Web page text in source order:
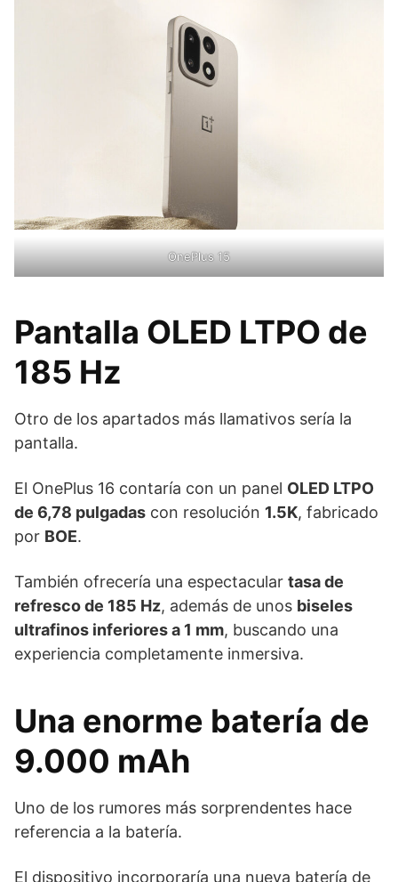
OnePlus 15
Pantalla OLED LTPO de
185 Hz
Otro de los apartados más llamativos sería la
pantalla.
El OnePlus 16 contaría con un panel OLED LTPO
de 6,78 pulgadas con resolución 1.5K, fabricado
por BOE.
También ofrecería una espectacular tasa de
refresco de 185 Hz, además de unos biseles
ultrafinos inferiores a 1 mm, buscando una
experiencia completamente inmersiva.
Una enorme batería de
9.000 mAh
Uno de los rumores más sorprendentes hace
referencia a la batería.
El dispositivo incorporaría una nueva batería de